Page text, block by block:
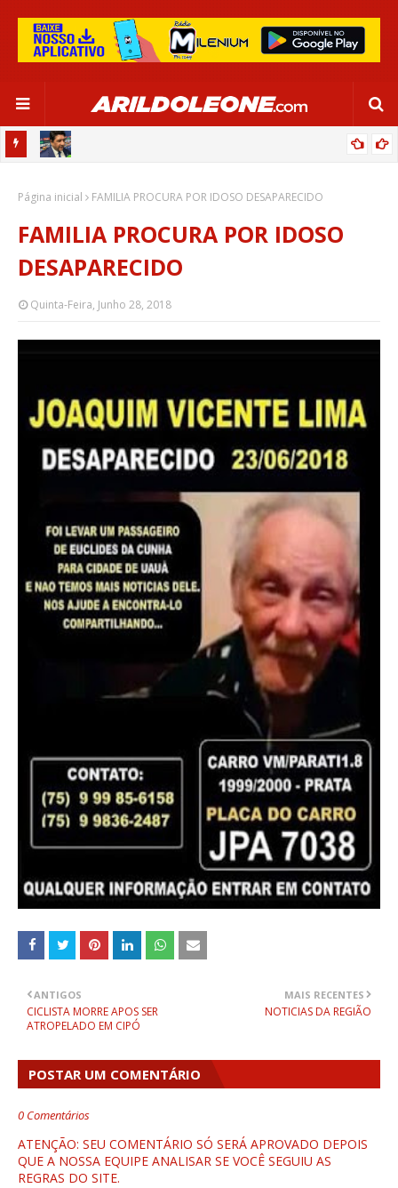
“SATISFAÇÃO MUITO GRANDE”
Página inicial FAMILIA PROCURA POR IDOSO DESAPARECIDO
FAMILIA PROCURA POR IDOSO
DESAPARECIDO
Quinta-Feira, Junho 28, 2018
MAIS RECENTES
NOTICIAS DA REGIÃO
ANTIGOS
CICLISTA MORRE APOS SER
ATROPELADO EM CIPÓ
POSTAR UM COMENTÁRIO
0 Comentários
ATENÇÃO: SEU COMENTÁRIO SÓ SERÁ APROVADO DEPOIS
QUE A NOSSA EQUIPE ANALISAR SE VOCÊ SEGUIU AS
REGRAS DO SITE.